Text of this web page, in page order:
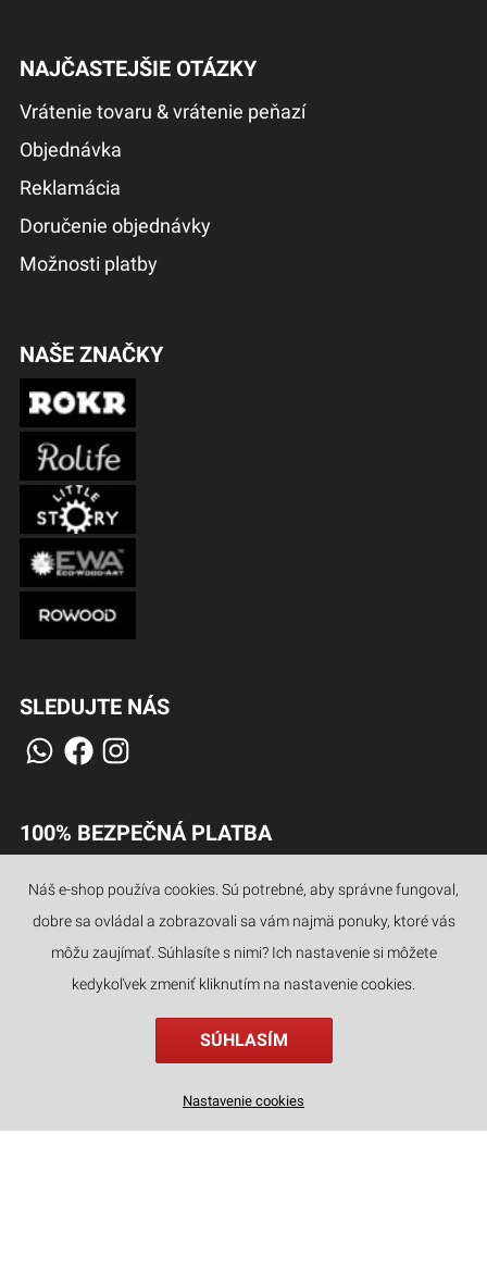
NAJČASTEJŠIE OTÁZKY
Vrátenie tovaru & vrátenie peňazí
Objednávka
Reklamácia
Doručenie objednávky
Možnosti platby
NAŠE ZNAČKY
SLEDUJTE NÁS
100% BEZPEČNÁ PLATBA
JAZYKY
Náš e-shop používa cookies. Sú potrebné, aby správne fungoval,
dobre sa ovládal a zobrazovali sa vám najmä ponuky, ktoré vás
môžu zaujímať. Súhlasíte s nimi? Ich nastavenie si môžete
kedykoľvek zmeniť kliknutím na nastavenie cookies.
SÚHLASÍM
Nastavenie cookies